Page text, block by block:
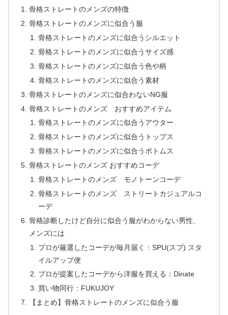
骨格ストレートのメンズの特徴
骨格ストレートのメンズに似合う服
骨格ストレートのメンズに似合うシルエット
骨格ストレートのメンズに似合うサイズ感
骨格ストレートのメンズに似合う色や柄
骨格ストレートのメンズに似合う素材
骨格ストレートのメンズに似合わないNG服
骨格ストレートのメンズ おすすめアイテム
骨格ストレートのメンズに似合うアウター
骨格ストレートのメンズに似合うトップス
骨格ストレートのメンズに似合うボトムス
骨格ストレートのメンズ おすすめコーデ
骨格ストレートのメンズ モノトーンコーデ
骨格ストレートのメンズ ストリートカジュアルコ
ーデ
骨格診断したけど自分に似合う服がわからない男性、
メンズには
プロが厳選したコーデが毎月届く：SPU(スプ) スタ
イルアップ便
プロが提案したコーデから洋服を買える：Dinate
買い物同行：FUKUJOY
【まとめ】骨格ストレートのメンズに似合う服